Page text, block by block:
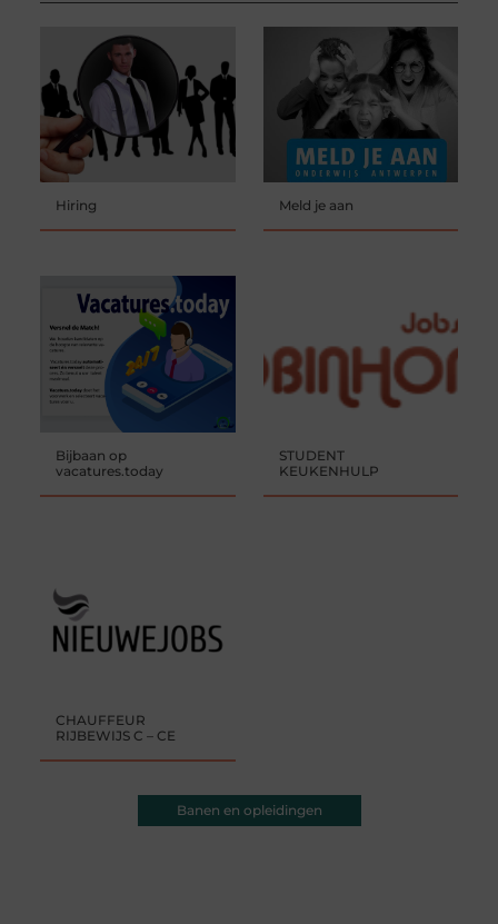
Hiring Meld je aan
Bijbaan op
vacatures.today
STUDENT
KEUKENHULP
CHAUFFEUR
RIJBEWIJS C – CE
Banen en opleidingen